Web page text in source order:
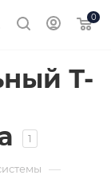
0
Т-
1
—